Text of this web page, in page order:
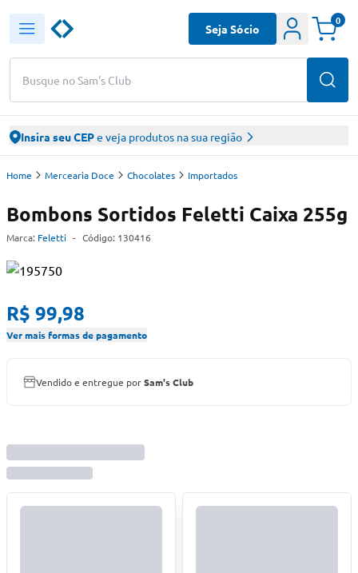
Busque no Sam's Club
Seja Sócio
0
Insira seu CEPe veja produtos na sua região
Home Mercearia Doce Chocolates Importados
Bombons Sortidos Feletti Caixa 255g
Marca: Feletti - Código: 130416
R$ 99,98
Ver mais formas de pagamento
Vendido e entregue porSam's Club